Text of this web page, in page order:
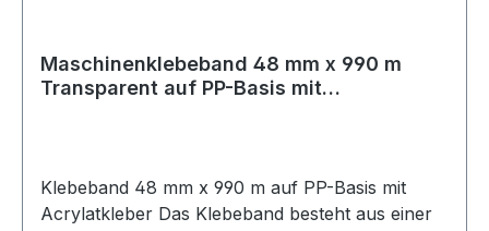
Maschinenklebeband 48 mm x 990 m
Transparent auf PP-Basis mit
Klebeband 48 mm x 990 m auf PP-Basis mit
Acrylatkleber Das Klebeband besteht aus einer